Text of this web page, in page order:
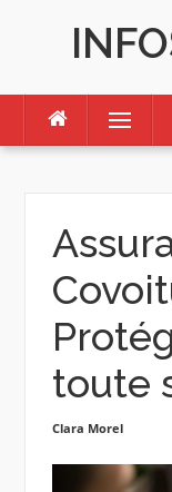
Menu
toute
Clara Morel